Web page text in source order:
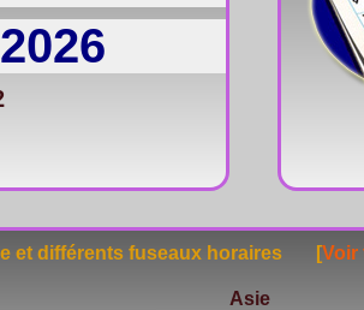
et différents fuseaux horaires [Voir
Asie